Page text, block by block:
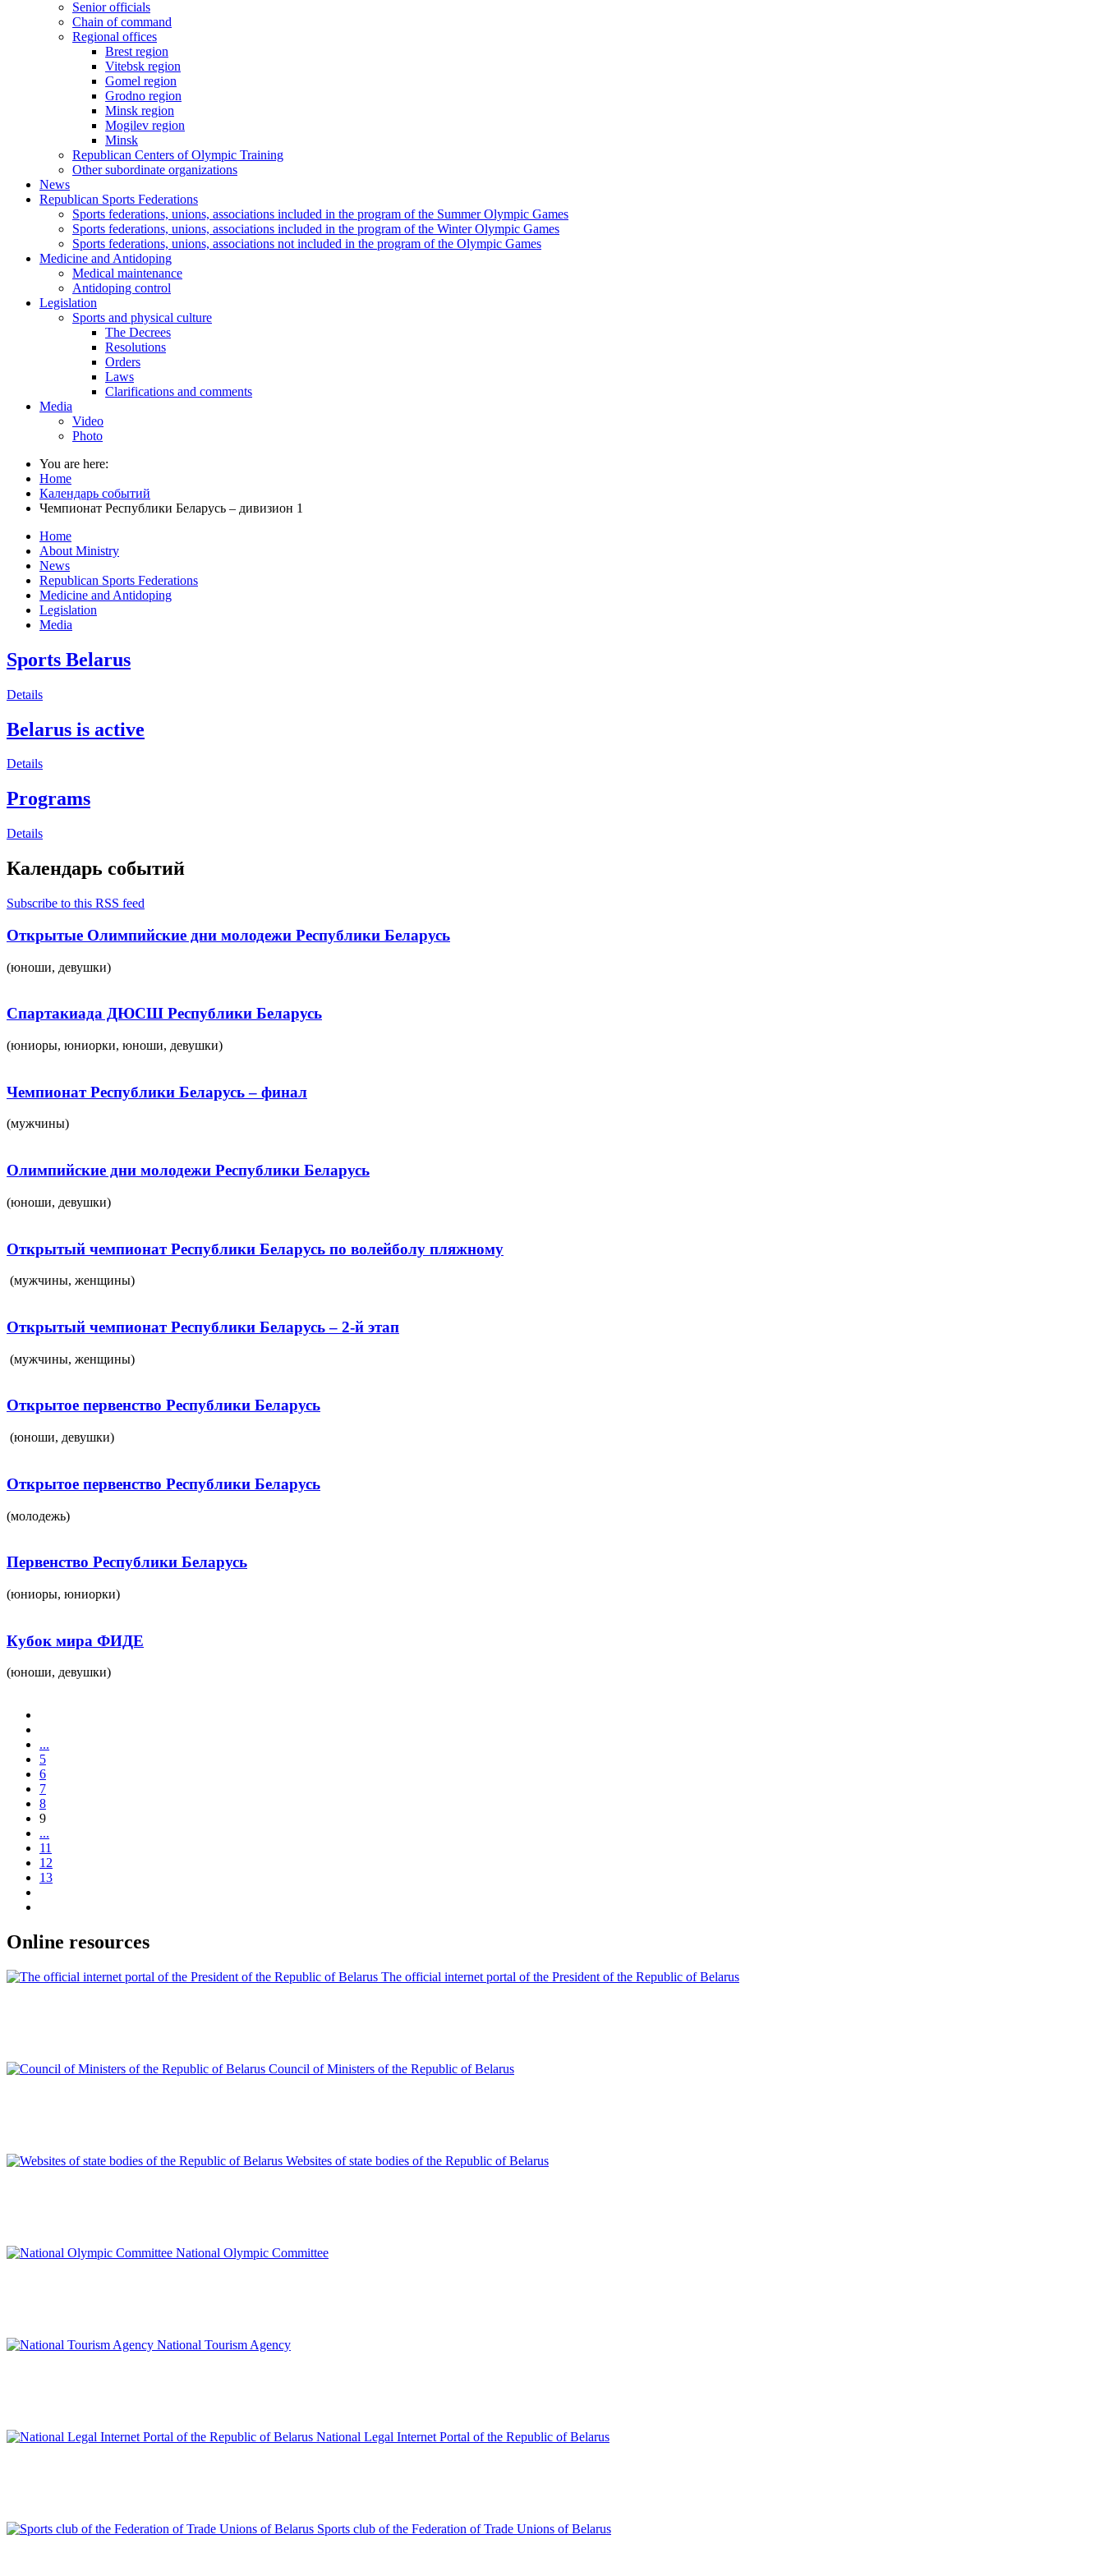
Senior officials
Chain of command
Regional offices
Brest region
Vitebsk region
Gomel region
Grodno region
Minsk region
Mogilev region
Minsk
Republican Centers of Olympic Training
Other subordinate organizations
News
Republican Sports Federations
Sports federations, unions, associations included in the program of the Summer Olympic Games
Sports federations, unions, associations included in the program of the Winter Olympic Games
Sports federations, unions, associations not included in the program of the Olympic Games
Medicine and Antidoping
Medical maintenance
Antidoping control
Legislation
Sports and physical culture
The Decrees
Resolutions
Orders
Laws
Clarifications and comments
Media
Video
Photo
You are here:
Home
Календарь событий
Чемпионат Республики Беларусь – дивизион 1
Home
About Ministry
News
Republican Sports Federations
Medicine and Antidoping
Legislation
Media
Sports Belarus
Details
Belarus is active
Details
Programs
Details
Календарь событий
Subscribe to this RSS feed
Открытые Олимпийские дни молодежи Республики Беларусь
(юноши, девушки)
Спартакиада ДЮСШ Республики Беларусь
(юниоры, юниорки, юноши, девушки)
Чемпионат Республики Беларусь – финал
(мужчины)
Олимпийские дни молодежи Республики Беларусь
(юноши, девушки)
Открытый чемпионат Республики Беларусь по волейболу пляжному
(мужчины, женщины)
Открытый чемпионат Республики Беларусь – 2-й этап
(мужчины, женщины)
Открытое первенство Республики Беларусь
(юноши, девушки)
Открытое первенство Республики Беларусь
(молодежь)
Первенство Республики Беларусь
(юниоры, юниорки)
Кубок мира ФИДЕ
(юноши, девушки)
...
5
6
7
8
9
...
11
12
13
Online resources
The official internet portal of the President of the Republic of Belarus
Council of Ministers of the Republic of Belarus
Websites of state bodies of the Republic of Belarus
National Olympic Committee
National Tourism Agency
National Legal Internet Portal of the Republic of Belarus
Sports club of the Federation of Trade Unions of Belarus